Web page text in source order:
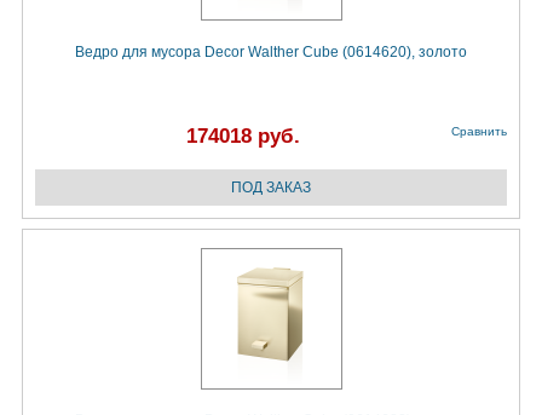
Ведро для мусора Decor Walther Cube (0614620), золото
174018 руб. Сравнить